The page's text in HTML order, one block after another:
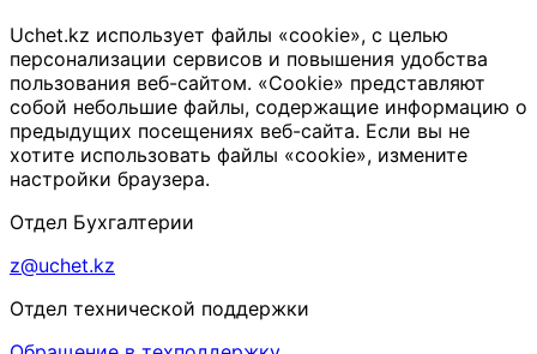
Uchet.kz использует файлы «cookie», с целью
персонализации сервисов и повышения удобства
пользования веб-сайтом. «Cookie» представляют
собой небольшие файлы, содержащие информацию о
предыдущих посещениях веб-сайта. Если вы не
хотите использовать файлы «cookie», измените
настройки браузера.
Отдел Бухгалтерии
z@uchet.kz
Отдел технической поддержки